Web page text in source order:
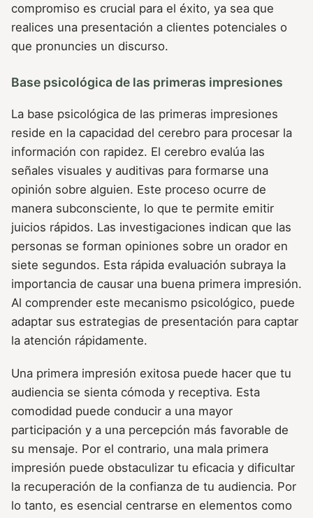
compromiso es crucial para el éxito, ya sea que
realices una presentación a clientes potenciales o
que pronuncies un discurso.
Base psicológica de las primeras impresiones
La base psicológica de las primeras impresiones
reside en la capacidad del cerebro para procesar la
información con rapidez. El cerebro evalúa las
señales visuales y auditivas para formarse una
opinión sobre alguien. Este proceso ocurre de
manera subconsciente, lo que te permite emitir
juicios rápidos. Las investigaciones indican que las
personas se forman opiniones sobre un orador en
siete segundos. Esta rápida evaluación subraya la
importancia de causar una buena primera impresión.
Al comprender este mecanismo psicológico, puede
adaptar sus estrategias de presentación para captar
la atención rápidamente.
Una primera impresión exitosa puede hacer que tu
audiencia se sienta cómoda y receptiva. Esta
comodidad puede conducir a una mayor
participación y a una percepción más favorable de
su mensaje. Por el contrario, una mala primera
impresión puede obstaculizar tu eficacia y dificultar
la recuperación de la confianza de tu audiencia. Por
lo tanto, es esencial centrarse en elementos como